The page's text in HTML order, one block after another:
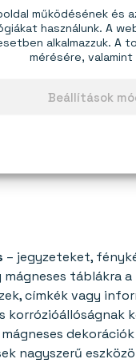
működésének és
használunk. A
alkalmazzuk. A
mérésére,
Beállítások
aNeodímium
– jegyzeteket,
táblákra a
címkék vagy
korrózióállóságnak
mágneses
nagyszerű